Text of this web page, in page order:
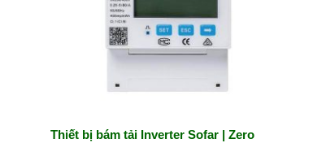
Thiết bị bám tải Inverter Sofar | Zero